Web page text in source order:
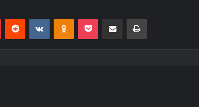
PinterestReddit VKontakteOdnoklassniki
Pocket E-Posta ile paylaş Yazdır